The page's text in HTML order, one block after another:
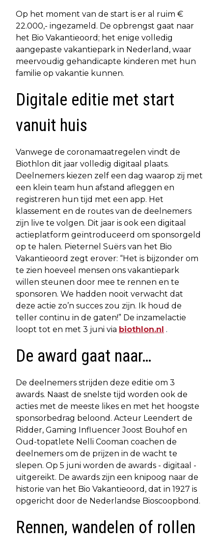
Op het moment van de start is er al ruim €
22.000,- ingezameld. De opbrengst gaat naar
het Bio Vakantieoord; het enige volledig
aangepaste vakantiepark in Nederland, waar
meervoudig gehandicapte kinderen met hun
familie op vakantie kunnen.
Digitale editie met start
vanuit huis
Vanwege de coronamaatregelen vindt de
Biothlon dit jaar volledig digitaal plaats.
Deelnemers kiezen zelf een dag waarop zij met
een klein team hun afstand afleggen en
registreren hun tijd met een app. Het
klassement en de routes van de deelnemers
zijn live te volgen. Dit jaar is ook een digitaal
actieplatform geïntroduceerd om sponsorgeld
op te halen. Pieternel Suërs van het Bio
Vakantieoord zegt erover: “Het is bijzonder om
te zien hoeveel mensen ons vakantiepark
willen steunen door mee te rennen en te
sponsoren. We hadden nooit verwacht dat
deze actie zo’n succes zou zijn. Ik houd de
teller continu in de gaten!” De inzamelactie
loopt tot en met 3 juni via biothlon.nl .
De award gaat naar…
De deelnemers strijden deze editie om 3
awards. Naast de snelste tijd worden ook de
acties met de meeste likes en met het hoogste
sponsorbedrag beloond. Acteur Leendert de
Ridder, Gaming Influencer Joost Bouhof en
Oud-topatlete Nelli Cooman coachen de
deelnemers om de prijzen in de wacht te
slepen. Op 5 juni worden de awards - digitaal -
uitgereikt. De awards zijn een knipoog naar de
historie van het Bio Vakantieoord, dat in 1927 is
opgericht door de Nederlandse Bioscoopbond.
Rennen, wandelen of rollen